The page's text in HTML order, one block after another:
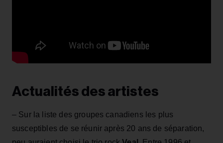
Actualités des artistes
– Sur la liste des groupes canadiens les plus
susceptibles de se réunir après 20 ans de séparation,